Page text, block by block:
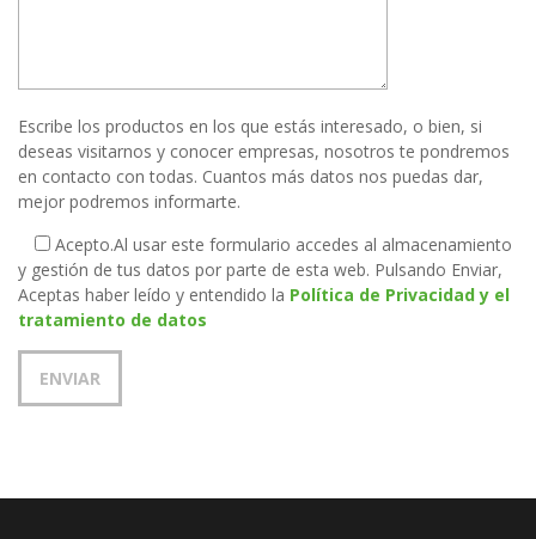
Escribe los productos en los que estás interesado, o bien, si
deseas visitarnos y conocer empresas, nosotros te pondremos
en contacto con todas. Cuantos más datos nos puedas dar,
mejor podremos informarte.
Acepto.Al usar este formulario accedes al almacenamiento
y gestión de tus datos por parte de esta web. Pulsando Enviar,
Aceptas haber leído y entendido la Política de Privacidad y el
tratamiento de datos